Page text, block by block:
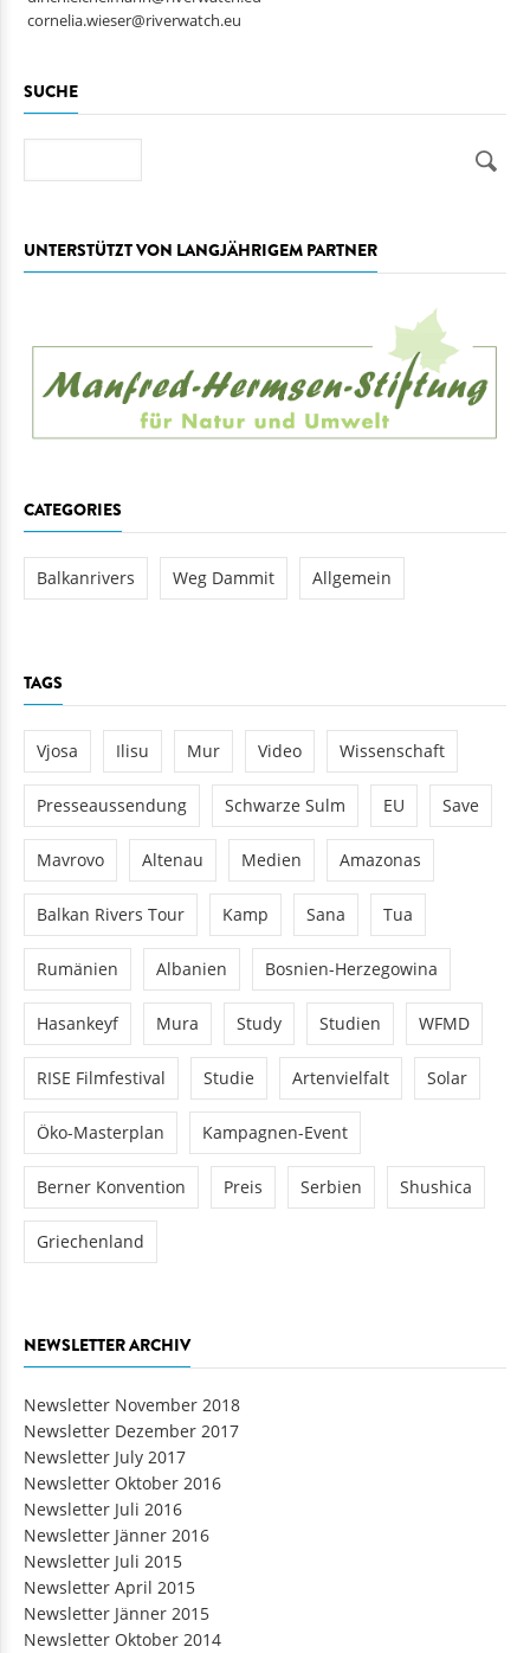
cornelia.wieser@riverwatch.eu
SUCHE
UNTERSTÜTZT VON LANGJÄHRIGEM PARTNER
CATEGORIES
Balkanrivers Weg Dammit Allgemein
TAGS
Vjosa Ilisu Mur Video Wissenschaft
Presseaussendung Schwarze Sulm EU Save
Mavrovo Altenau Medien Amazonas
Balkan Rivers Tour Kamp Sana Tua
Rumänien Albanien Bosnien-Herzegowina
Hasankeyf Mura Study Studien WFMD
RISE Filmfestival Studie Artenvielfalt Solar
Öko-Masterplan Kampagnen-Event
Berner Konvention Preis Serbien Shushica
Griechenland
NEWSLETTER ARCHIV
Newsletter November 2018
Newsletter Dezember 2017
Newsletter July 2017
Newsletter Oktober 2016
Newsletter Juli 2016
Newsletter Jänner 2016
Newsletter Juli 2015
Newsletter April 2015
Newsletter Jänner 2015
Newsletter Oktober 2014